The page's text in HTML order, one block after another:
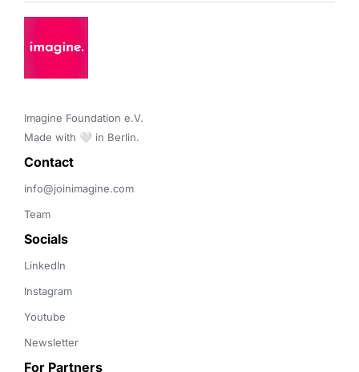
Imagine Foundation e.V.
Made with 🤍 in Berlin.
Contact
info@joinimagine.com
Team
Socials
LinkedIn
Instagram
Youtube
Newsletter
For Partners